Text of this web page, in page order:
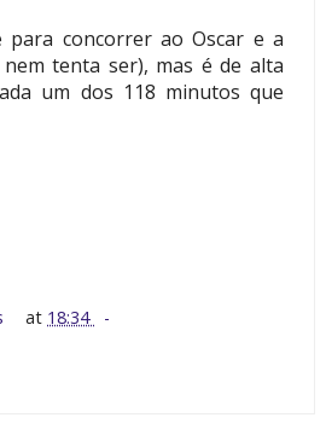
concorrer ao Oscar e a
tenta ser), mas é de alta
um dos 118 minutos que
at 18:34